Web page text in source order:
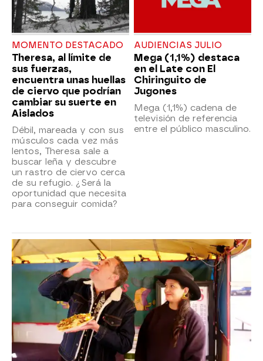
MOMENTO DESTACADO
Theresa, al límite de
sus fuerzas,
encuentra unas huellas
de ciervo que podrían
cambiar su suerte en
Aislados
Débil, mareada y con sus
músculos cada vez más
lentos, Theresa sale a
buscar leña y descubre
un rastro de ciervo cerca
de su refugio. ¿Será la
oportunidad que necesita
para conseguir comida?
AUDIENCIAS JULIO
Mega (1,1%) destaca
en el Late con El
Chiringuito de
Jugones
Mega (1,1%) cadena de
televisión de referencia
entre el público masculino.